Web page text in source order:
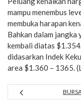
mampu menembus
membuka harapan
Bahkan dalam
kembali diatas
didasarkan Indek
area $1.360 – 1365.